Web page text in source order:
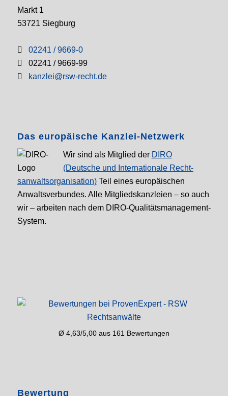
Markt 1
53721 Siegburg
02241 / 9669-0
02241 / 9669-99
kanzlei@rsw-recht.de
Das europäische Kanzlei-Netzwerk
Wir sind als Mitglied der DIRO
(Deutsche und Internationale Recht­
sanwalt­sorganisation)Teil eines europäischen
Anwalts­verbundes. Alle Mitglieds­kanzleien – so auch
wir – arbeiten nach dem DIRO-Qualitäts­management-
System.
Ø 4,63/5,00 aus 161 Bewertungen
Bewertung